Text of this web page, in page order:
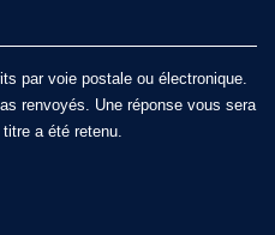
par voie postale ou électronique.
renvoyés. Une réponse vous sera
a été retenu.